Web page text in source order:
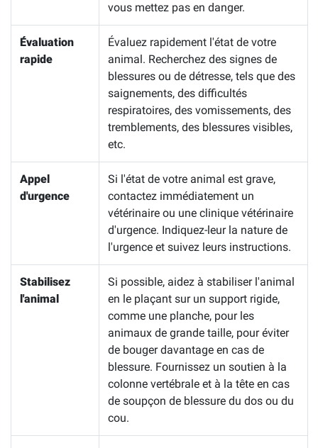
vous mettez pas en danger.
Évaluation
rapide
Évaluez rapidement l'état de votre
animal. Recherchez des signes de
blessures ou de détresse, tels que des
saignements, des difficultés
respiratoires, des vomissements, des
tremblements, des blessures visibles,
etc.
Appel
d'urgence
Si l'état de votre animal est grave,
contactez immédiatement un
vétérinaire ou une clinique vétérinaire
d'urgence. Indiquez-leur la nature de
l'urgence et suivez leurs instructions.
Stabilisez
l'animal
Si possible, aidez à stabiliser l'animal
en le plaçant sur un support rigide,
comme une planche, pour les
animaux de grande taille, pour éviter
de bouger davantage en cas de
blessure. Fournissez un soutien à la
colonne vertébrale et à la tête en cas
de soupçon de blessure du dos ou du
cou.